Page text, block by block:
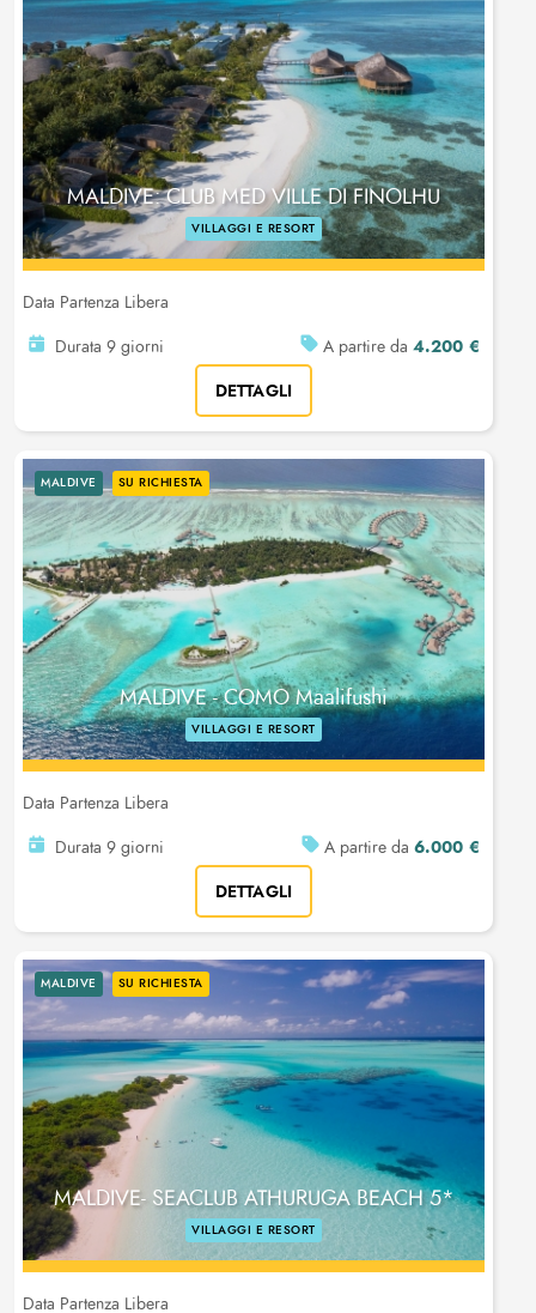
MALDIVE: CLUB MED VILLE DI FINOLHU
VILLAGGI E RESORT
Data Partenza Libera
Durata 9 giorni
A partire da 4.200 €
DETTAGLI
MALDIVE SU RICHIESTA
MALDIVE - COMO Maalifushi
VILLAGGI E RESORT
Data Partenza Libera
Durata 9 giorni
A partire da 6.000 €
DETTAGLI
MALDIVE SU RICHIESTA
MALDIVE- SEACLUB ATHURUGA BEACH 5*
VILLAGGI E RESORT
Data Partenza Libera